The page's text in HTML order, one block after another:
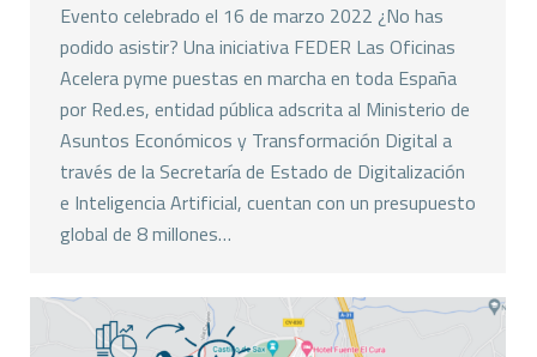
Evento celebrado el 16 de marzo 2022 ¿No has
podido asistir? Una iniciativa FEDER Las Oficinas
Acelera pyme puestas en marcha en toda España
por Red.es, entidad pública adscrita al Ministerio de
Asuntos Económicos y Transformación Digital a
través de la Secretaría de Estado de Digitalización
e Inteligencia Artificial, cuentan con un presupuesto
global de 8 millones…